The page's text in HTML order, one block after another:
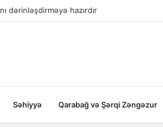
dərinləşdirməyə hazırdır
Səhiyyə Qarabağ və Şərqi Zəngəzur